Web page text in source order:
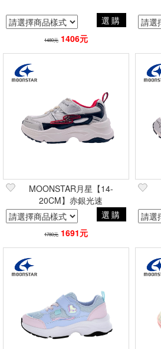
選購
1480元 1406元
MOONSTAR月星【14-
20CM】赤銀光速
選購
1780元 1691元